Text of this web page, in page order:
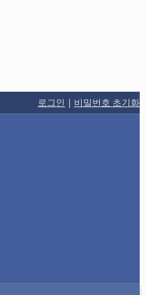
로그인 | 비밀번호 초기화